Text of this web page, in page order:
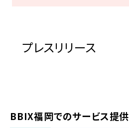
プレスリリース
BBIX福岡でのサービス提